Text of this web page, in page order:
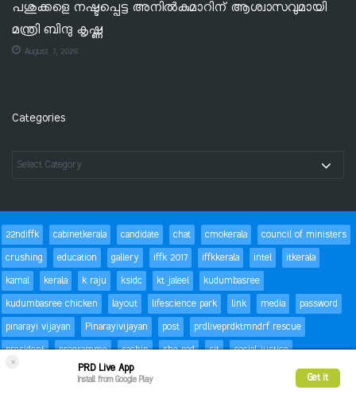
×
PRD Live App
Install from Google Play Get it
പശുക്കളെ നഷ്ടപ്പെട്ട അനിൽകുമാറിന് ആശ്വാസവുമായി
മന്ത്രി ബിന്ദു കൃഷ്ണ
August 7, 2026
Categories
22ndiffk cabinetkerala candidate chat cmokerala
council of ministers
crushing
education gallery iffk 2017 iffkkerala intel
itkerala
kamal
kerala k raju ksidc kt jaleel
kudumbasree
kudumbasree chicken
layout lifescience park link media
password
pinarayi vijayan
Pinarayivijayan post
prdliveprdktmndrf rescue
president
programme sachin she pad sit
social justice
status Success
trackbacks